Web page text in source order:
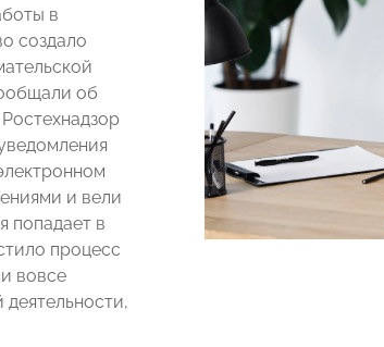
в
создало
об
и вели
попадает в
процесс
вовсе